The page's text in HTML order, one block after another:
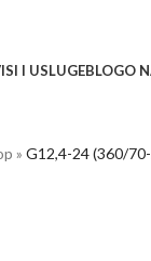
I USLUGEBLOGO
» G12,4-24 (360/